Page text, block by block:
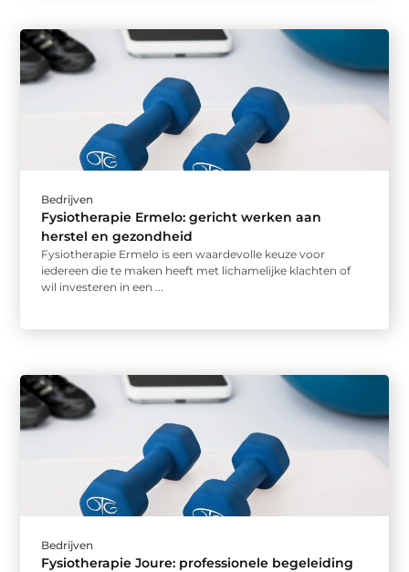
Bedrijven
Fysiotherapie Ermelo: gericht werken aan
herstel en gezondheid
Fysiotherapie Ermelo is een waardevolle keuze voor
iedereen die te maken heeft met lichamelijke klachten of
wil investeren in een ...
Bedrijven
Fysiotherapie Joure: professionele begeleiding